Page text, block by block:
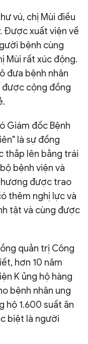
vú, chị Mùi điều
Được xuất viện về
bệnh cùng
Mùi rất xúc động.
đưa bệnh nhân
được cộng đồng
Giám đốc Bệnh
là sự đồng
thắp lên bằng trái
bệnh viện và
được trao
thêm nghị lực và
tật và cùng được
quản trị Công
hơn 10 năm
K ủng hộ hàng
bệnh nhân ung
hộ 1.600 suất ăn
biệt là người